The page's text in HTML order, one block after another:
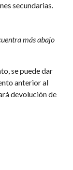
secundarias.
más abajo
se puede dar
anterior al
devolución de